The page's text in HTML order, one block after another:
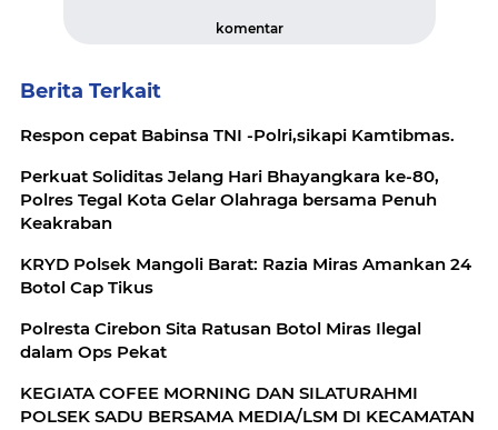
komentar
Berita Terkait
Respon cepat Babinsa TNI -Polri,sikapi Kamtibmas.
Perkuat Soliditas Jelang Hari Bhayangkara ke-80,
Polres Tegal Kota Gelar Olahraga bersama Penuh
Keakraban
KRYD Polsek Mangoli Barat: Razia Miras Amankan 24
Botol Cap Tikus
Polresta Cirebon Sita Ratusan Botol Miras Ilegal
dalam Ops Pekat
KEGIATA COFEE MORNING DAN SILATURAHMI
POLSEK SADU BERSAMA MEDIA/LSM DI KECAMATAN